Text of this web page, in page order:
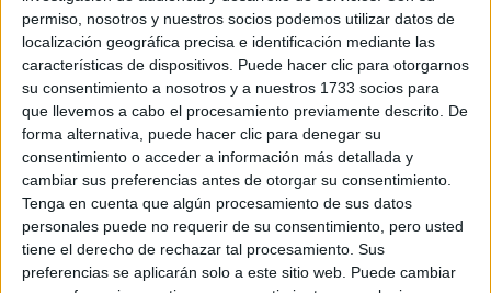
permiso, nosotros y nuestros socios podemos utilizar datos de
localización geográfica precisa e identificación mediante las
características de dispositivos. Puede hacer clic para otorgarnos
su consentimiento a nosotros y a nuestros 1733 socios para
que llevemos a cabo el procesamiento previamente descrito. De
forma alternativa, puede hacer clic para denegar su
consentimiento o acceder a información más detallada y
cambiar sus preferencias antes de otorgar su consentimiento.
Tenga en cuenta que algún procesamiento de sus datos
personales puede no requerir de su consentimiento, pero usted
tiene el derecho de rechazar tal procesamiento. Sus
preferencias se aplicarán solo a este sitio web. Puede cambiar
Carlos Sainz destaca que “los dos ruedas
motrices tienen más diámetro de neumático y
recorrido de suspensión, y el sistema de inflado
y desinflado; y eso ayuda. Pero también es cierto
que al ser etapas claramente de dunas, los 4x4
pueden adecuar sus presiones desde la salida de
la etapa y acortar un poco esa ventaja”.
Cargando
nueva noticia
No hay más noticias en esta categoría.